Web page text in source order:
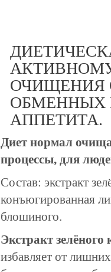
ОЧИЩЕНИЯ
ОБМЕННЫХ
АППЕТИТА.
Диет нормал
процессы, для
Состав: экстракт
конъюгированная
блошиного.
Экстракт зелёного
избавляет от